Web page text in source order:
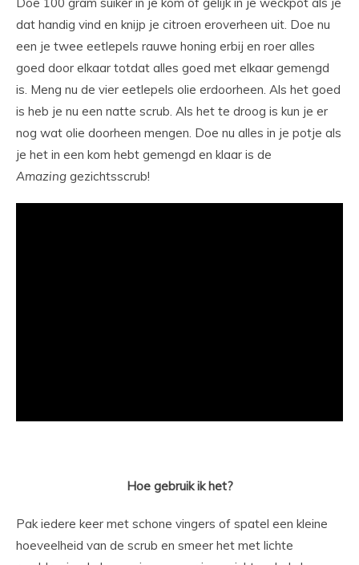
dat handig vind en knijp je citroen eroverheen uit. Doe nu
een je twee eetlepels rauwe honing erbij en roer alles
goed door elkaar totdat alles goed met elkaar gemengd
is. Meng nu de vier eetlepels olie erdoorheen. Als het goed
is heb je nu een natte scrub. Als het te droog is kun je er
nog wat olie doorheen mengen. Doe nu alles in je potje als
je het in een kom hebt gemengd en klaar is de
Amazing gezichtsscrub!
Hoe gebruik ik het?
Pak iedere keer met schone vingers of spatel een kleine
hoeveelheid van de scrub en smeer het met lichte